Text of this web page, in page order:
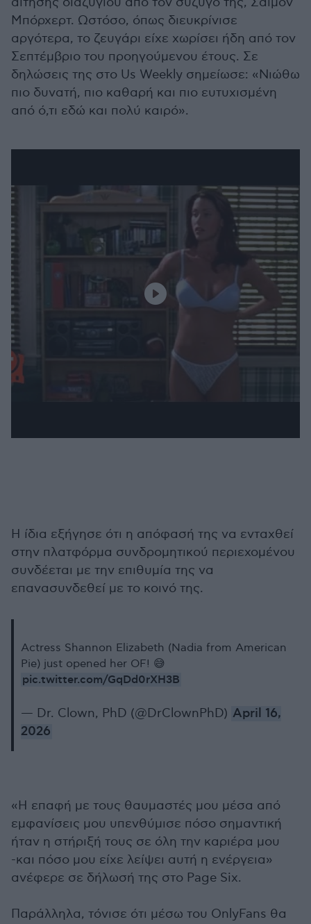
Μπόρχερτ. Ωστόσο, όπως διευκρίνισε
αργότερα, το ζευγάρι είχε χωρίσει ήδη από τον
Σεπτέμβριο του προηγούμενου έτους. Σε
δηλώσεις της στο Us Weekly σημείωσε: «Νιώθω
πιο δυνατή, πιο καθαρή και πιο ευτυχισμένη
από ό,τι εδώ και πολύ καιρό».
Η ίδια εξήγησε ότι η απόφασή της να ενταχθεί
στην πλατφόρμα συνδρομητικού περιεχομένου
συνδέεται με την επιθυμία της να
επανασυνδεθεί με το κοινό της.
Actress Shannon Elizabeth (Nadia from American
Pie) just opened her OF! 😅
pic.twitter.com/GqDd0rXH3B
— Dr. Clown, PhD (@DrClownPhD) April 16,
2026
«Η επαφή με τους θαυμαστές μου μέσα από
εμφανίσεις μου υπενθύμισε πόσο σημαντική
ήταν η στήριξή τους σε όλη την καριέρα μου
-και πόσο μου είχε λείψει αυτή η ενέργεια»
ανέφερε σε δήλωσή της στο Page Six.
Παράλληλα, τόνισε ότι μέσω του OnlyFans θα